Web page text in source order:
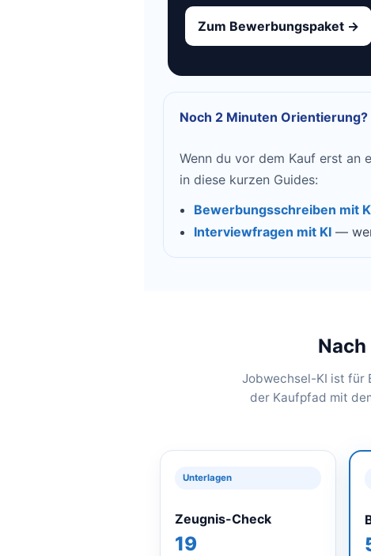
Zum Bewerbungspaket →
Noch 2 Minuten Orientierung?
Wenn du vor dem Kauf erst an
in diese kurzen Guides:
Bewerbungsschreiben mit
Interviewfragen mit KI —
Jobwechsel-KI ist für
der Kaufpfad mit
Unterlagen
Zeugnis-Check
19